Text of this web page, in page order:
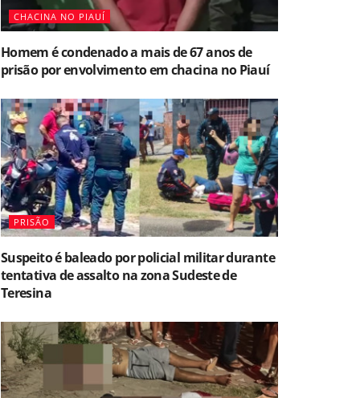
CHACINA NO PIAUÍ
Homem é condenado a mais de 67 anos de
prisão por envolvimento em chacina no Piauí
PRISÃO
Suspeito é baleado por policial militar durante
tentativa de assalto na zona Sudeste de
Teresina